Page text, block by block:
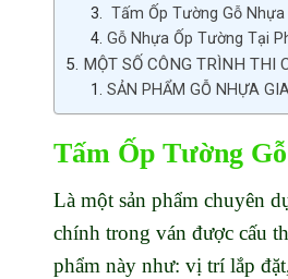
Tấm Ốp Tường Gỗ
Gỗ Nhựa Ốp Tường Tại
MỘT SỐ CÔNG TRÌNH THI
SẢN PHẨM GỖ NHỰA
Tấm Ốp Tường
Là một sản phẩm chuyên
chính trong ván được cấu
phẩm này như: vị trí lắp